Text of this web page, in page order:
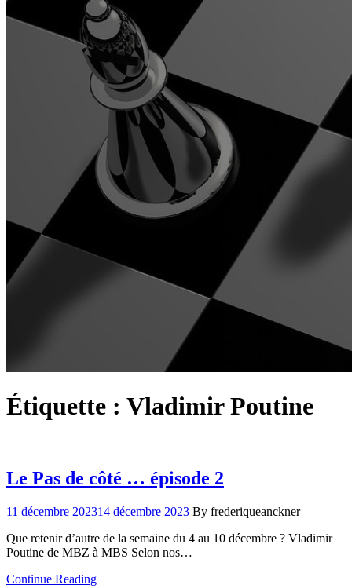
Étiquette : Vladimir Poutine
Le Pas de côté … épisode 2
11 décembre 202314 décembre 2023 By frederiqueanckner
Que retenir d’autre de la semaine du 4 au 10 décembre ? Vladimir
Poutine de MBZ à MBS Selon nos…
Continue Reading